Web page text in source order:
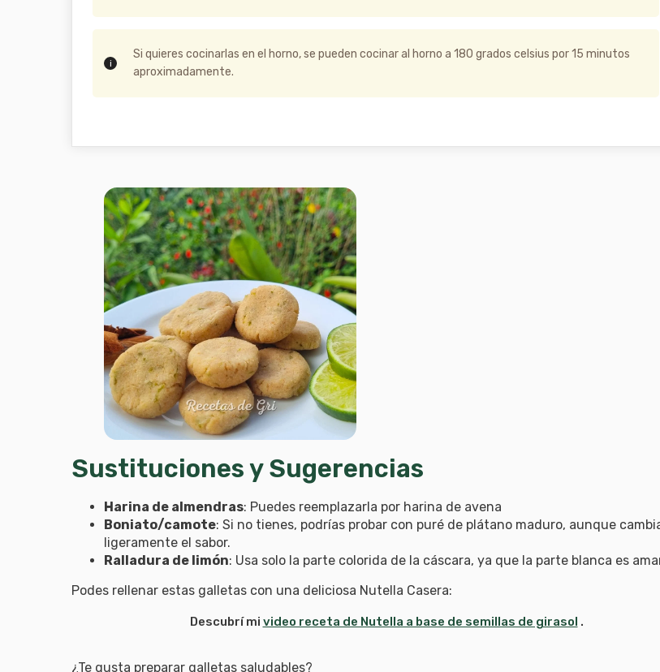
Si quieres cocinarlas en el horno, se pueden cocinar al horno a 180 grados celsius por 15 minutos
aproximadamente.
Sustituciones y Sugerencias
Harina de almendras: Puedes reemplazarla por harina de avena
Boniato/camote: Si no tienes, podrías probar con puré de plátano maduro, aunque
ligeramente el sabor.
Ralladura de limón: Usa solo la parte colorida de la cáscara, ya que la parte blanca es
Podes rellenar estas galletas con una deliciosa Nutella Casera:
Descubrí mi video receta de Nutella a base de semillas de girasol .
¿Te gusta preparar galletas saludables?